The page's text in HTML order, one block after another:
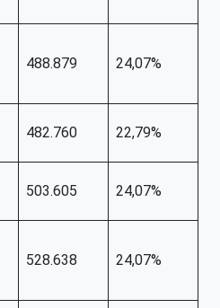
488.879 24,07%
482.760 22,79%
503.605 24,07%
528.638 24,07%